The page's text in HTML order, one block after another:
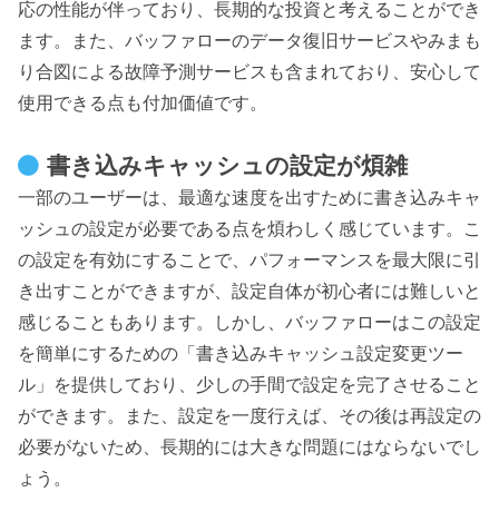
応の性能が伴っており、長期的な投資と考えることができ
ます。また、バッファローのデータ復旧サービスやみまも
り合図による故障予測サービスも含まれており、安心して
使用できる点も付加価値です。
書き込みキャッシュの設定が煩雑
一部のユーザーは、最適な速度を出すために書き込みキャ
ッシュの設定が必要である点を煩わしく感じています。こ
の設定を有効にすることで、パフォーマンスを最大限に引
き出すことができますが、設定自体が初心者には難しいと
感じることもあります。しかし、バッファローはこの設定
を簡単にするための「書き込みキャッシュ設定変更ツー
ル」を提供しており、少しの手間で設定を完了させること
ができます。また、設定を一度行えば、その後は再設定の
必要がないため、長期的には大きな問題にはならないでし
ょう。